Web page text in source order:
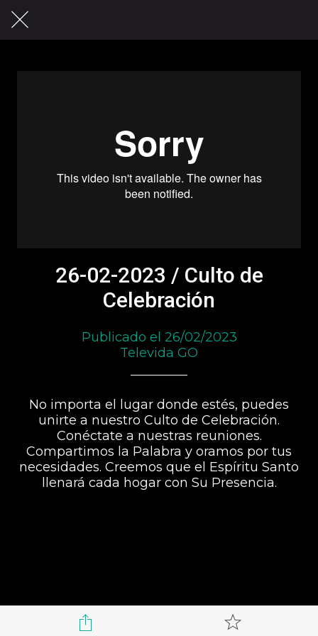
26-02-2023 / Culto de
Celebración
Publicado el 26/02/2023
Televida GO
No importa el lugar donde estés, puedes
unirte a nuestro Culto de Celebración.
Conéctate a nuestras reuniones.
Compartimos la Palabra y oramos por tus
necesidades. Creemos que el Espíritu Santo
llenará cada hogar con Su Presencia.